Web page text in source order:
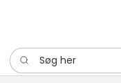
Søg her